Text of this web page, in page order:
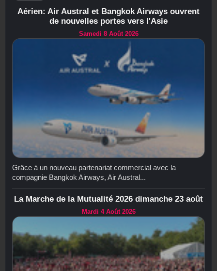
Aérien: Air Austral et Bangkok Airways ouvrent
de nouvelles portes vers l'Asie
Samedi 8 Août 2026
Grâce à un nouveau partenariat commercial avec la
compagnie Bangkok Airways, Air Austral...
La Marche de la Mutualité 2026 dimanche 23 août
Mardi 4 Août 2026